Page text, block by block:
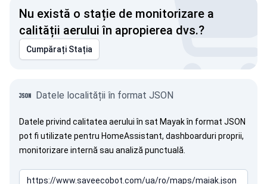
Nu există o stație de monitorizare a
calității aerului în apropierea dvs.?
Cumpărați Stația
Datele localității în format JSON
Datele privind calitatea aerului în sat Mayak în format JSON
pot fi utilizate pentru HomeAssistant, dashboarduri proprii,
monitorizare internă sau analiză punctuală.